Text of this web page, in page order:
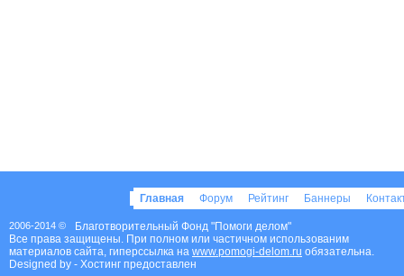
Главная Форум Рейтинг Баннеры
2006-2014 ©
Благотворительный Фонд "Помоги делом"
Все права защищены. При полном или частичном использованим
материалов сайта, гиперссылка на www.pomogi-delom.ru обязательна.
Designed by - Хостинг предоставлен